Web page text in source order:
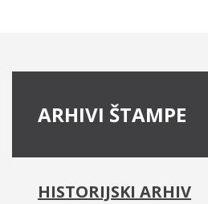
ARHIVI ŠTAMPE
HISTORIJSKI ARHIV